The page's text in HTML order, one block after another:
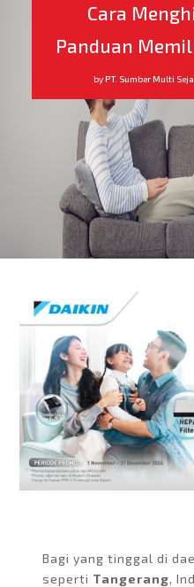
Cara
Panduan
byPT. Sumber Multi
Bagi yang tinggal di
seperti Tangerang,